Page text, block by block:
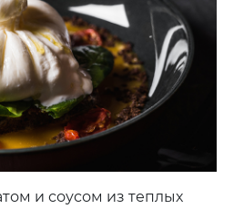
и соусом из теплых